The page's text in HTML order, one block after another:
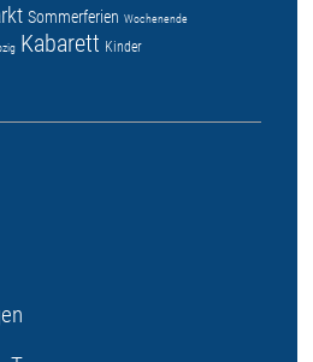
Sommerferien Wochenende
Kabarett Kinder